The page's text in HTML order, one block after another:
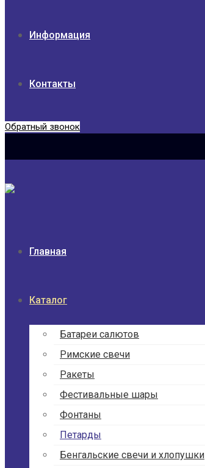
Информация
Контакты
Обратный звонок
Главная
Каталог
Батареи салютов
Римские свечи
Ракеты
Фести­валь­ные шары
Фонтаны
Петарды
Бенгаль­ские свечи и хлопушки